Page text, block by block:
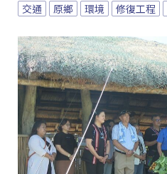
交通 原鄉 環境 修復工程